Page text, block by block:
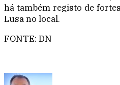
há também registo de
Lusa no local.
FONTE: DN